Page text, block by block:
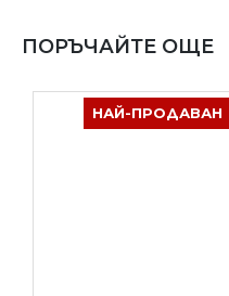
ПОРЪЧАЙТЕ ОЩЕ
НАЙ-ПРОДАВАН